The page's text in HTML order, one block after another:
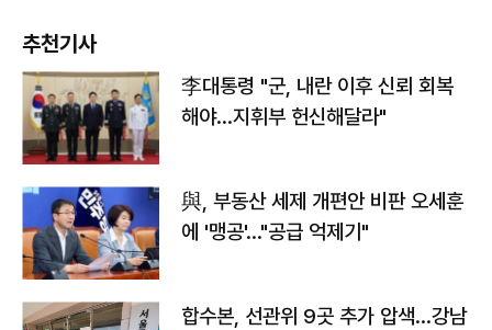
추천기사
李대통령 "군, 내란 이후 신뢰 회복
해야…지휘부 헌신해달라"
與, 부동산 세제 개편안 비판 오세훈
에 '맹공'…"공급 억제기"
합수본, 선관위 9곳 추가 압색…강남